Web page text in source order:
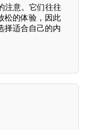
注意。它们往往
松的体验，因此
择适合自己的内